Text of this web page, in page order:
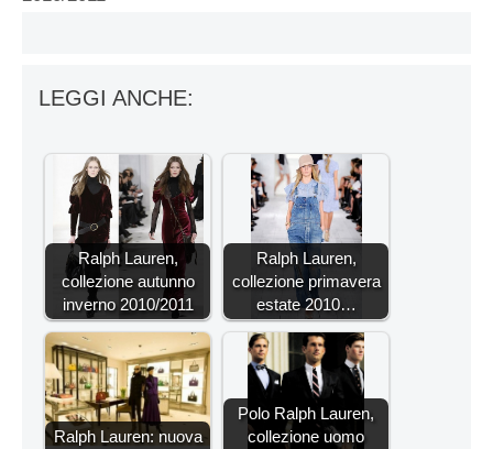
LEGGI ANCHE:
Ralph Lauren,
collezione autunno
inverno 2010/2011
Ralph Lauren,
collezione primavera
estate 2010…
Ralph Lauren: nuova
Polo Ralph Lauren,
collezione uomo